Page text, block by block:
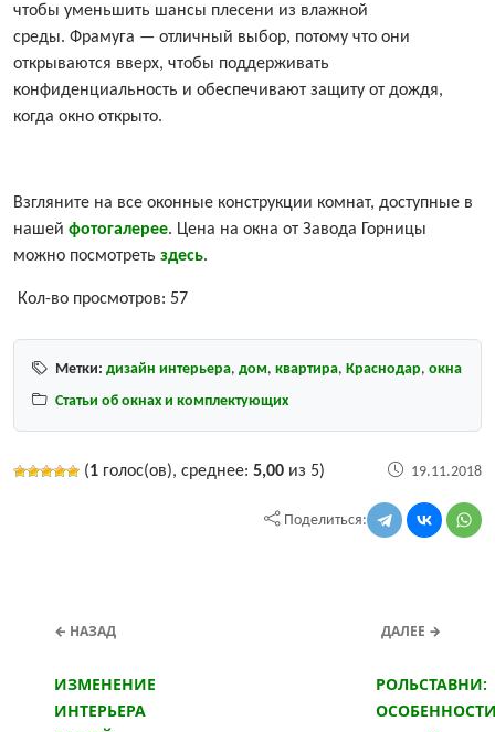
чтобы уменьшить шансы плесени из влажной
среды. Фрамуга — отличный выбор, потому что они
открываются вверх, чтобы поддерживать
конфиденциальность и обеспечивают защиту от дождя,
когда окно открыто.
Взгляните на все оконные конструкции комнат, доступные в
нашей фотогалерее. Цена на окна от Завода Горницы
можно посмотреть здесь.
Кол-во просмотров: 57
Метки: дизайн интерьера, дом, квартира, Краснодар, окна
Статьи об окнах и комплектующих
(1 голос(ов), среднее: 5,00 из 5) 19.11.2018
Поделиться:
← НАЗАД
ИЗМЕНЕНИЕ
ИНТЕРЬЕРА
ДАЛЕЕ →
РОЛЬСТАВНИ: